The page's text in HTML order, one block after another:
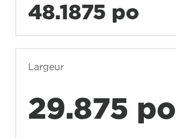
48.1875 po
Largeur
29.875 po